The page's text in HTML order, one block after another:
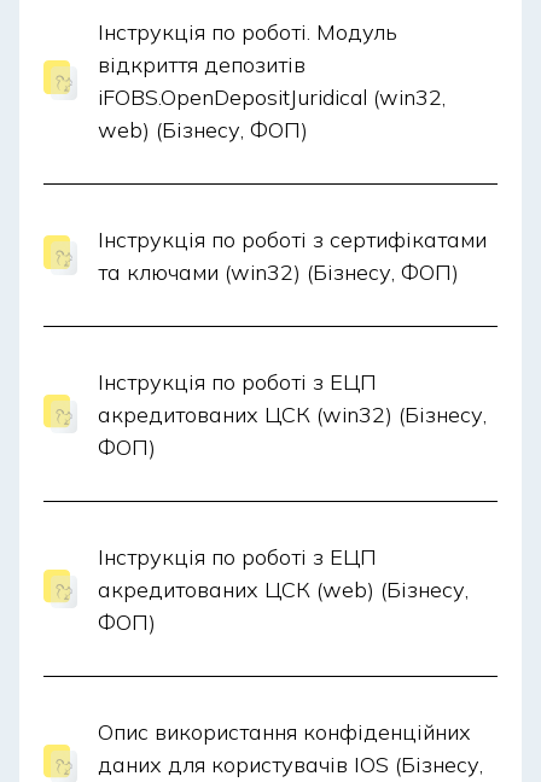
Інструкція по роботі. Модуль
відкриття депозитів
iFOBS.OpenDepositJuridical (win32,
web) (Бізнесу, ФОП)
Інструкція по роботі з сертифікатами
та ключами (win32) (Бізнесу, ФОП)
Інструкція по роботі з ЕЦП
акредитованих ЦСК (win32) (Бізнесу,
ФОП)
Інструкція по роботі з ЕЦП
акредитованих ЦСК (web) (Бізнесу,
ФОП)
Опис використання конфіденційних
даних для користувачів IOS (Бізнесу,